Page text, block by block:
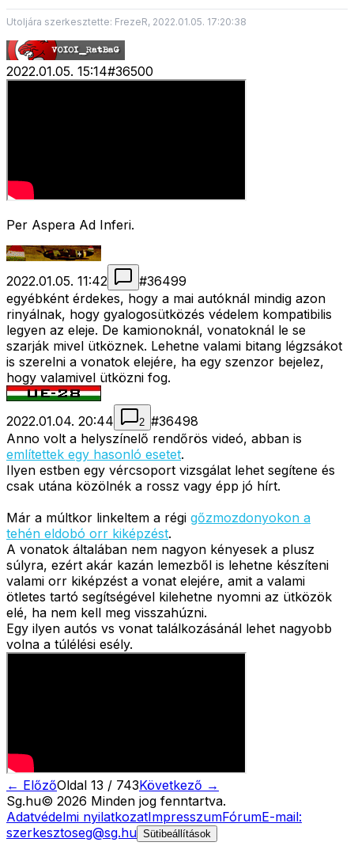
Utoljára szerkesztette: FrezeR, 2022.01.05. 17:20:38
2022.01.05. 15:14#36500
Per Aspera Ad Inferi.
2022.01.05. 11:42 #36499
egyébként érdekes, hogy a mai autóknál mindig azon
rinyálnak, hogy gyalogosütközés védelem kompatibilis
legyen az eleje. De kamionoknál, vonatoknál le se
szarják mivel ütköznek. Lehetne valami bitang légzsákot
is szerelni a vonatok elejére, ha egy szenzor bejelez,
hogy valamivel ütközni fog.
2022.01.04. 20:44 2 #36498
Anno volt a helyszínelő rendőrös videó, abban is
említettek egy hasonló esetet.
Ilyen estben egy vércsoport vizsgálat lehet segítene és
csak utána közölnék a rossz vagy épp jó hírt.
Már a múltkor linkeltem a régi gőzmozdonyokon a
tehén eldobó orr kiképzést.
A vonatok általában nem nagyon kényesek a plusz
súlyra, ezért akár kazán lemezből is lehetne készíteni
valami orr kiképzést a vonat elejére, amit a valami
ötletes tartó segítségével kilehetne nyomni az ütközök
elé, ha nem kell meg visszahúzni.
Egy ilyen autós vs vonat találkozásánál lehet nagyobb
volna a túlélési esély.
← ElőzőOldal 13 / 743Következő →
Sg.hu© 2026 Minden jog fenntartva.
Adatvédelmi nyilatkozatImpresszumFórumE-mail:
szerkesztoseg@sg.hu Sütibeállítások